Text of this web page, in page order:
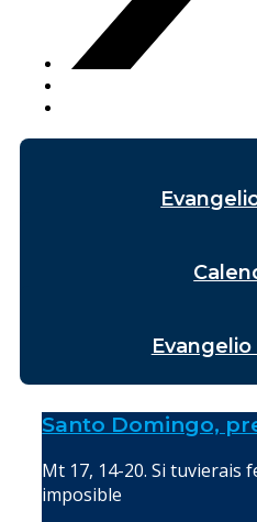
Santo Domingo,
Mt 17, 14-20. Si tuvierais
imposible